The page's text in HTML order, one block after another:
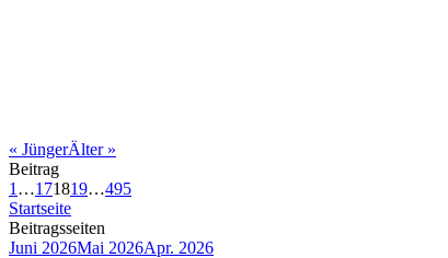
« JüngerÄlter »
Beitrag
1 …171819…495
Startseite
Beitragsseiten
Juni 2026Mai 2026Apr. 2026